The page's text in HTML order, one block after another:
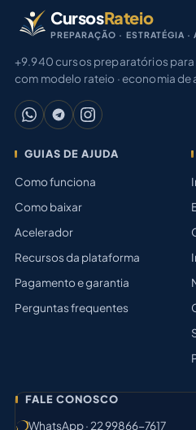
CursosRateio
PREPARAÇÃO · ESTRATÉGIA
+9.940 cursos preparatórios
com modelo rateio · economia
GUIAS DE AJUDA
Como funciona
Como baixar
Acelerador
Recursos da plataforma
Pagamento e garantia
Perguntas frequentes
FALE CONOSCO
WhatsApp · 22 99866-7617